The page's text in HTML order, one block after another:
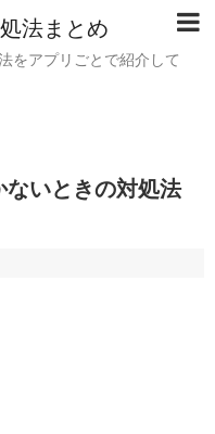
法まとめ
をアプリごとで紹介して
いときの対処法